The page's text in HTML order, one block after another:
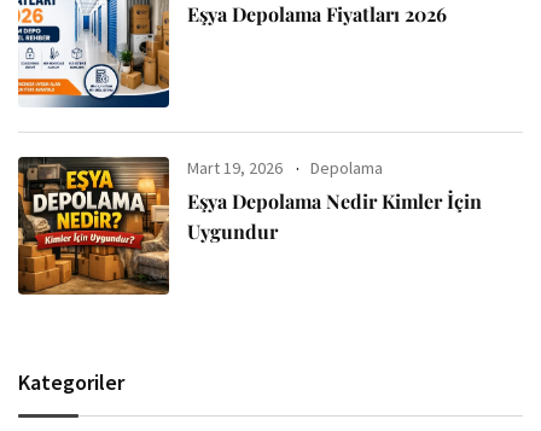
Eşya Depolama Fiyatları 2026
Mart 19, 2026 Depolama
Eşya Depolama Nedir Kimler İçin
Uygundur
Kategoriler